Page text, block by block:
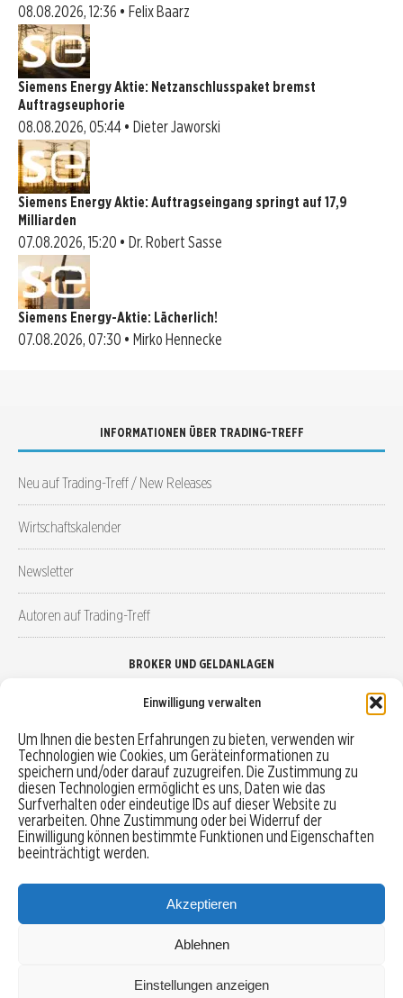
Einwilligung verwalten
Um Ihnen die besten Erfahrungen zu bieten, verwenden wir
Technologien wie Cookies, um Geräteinformationen zu
speichern und/oder darauf zuzugreifen. Die Zustimmung zu
diesen Technologien ermöglicht es uns, Daten wie das
Surfverhalten oder eindeutige IDs auf dieser Website zu
verarbeiten. Ohne Zustimmung oder bei Widerruf der
Einwilligung können bestimmte Funktionen und Eigenschaften
beeinträchtigt werden.
Akzeptieren
Ablehnen
Einstellungen anzeigen
08.08.2026, 12:36 • Felix Baarz
Siemens Energy Aktie: Netzanschlusspaket bremst
Auftragseuphorie
08.08.2026, 05:44 • Dieter Jaworski
Siemens Energy Aktie: Auftragseingang springt auf 17,9
Milliarden
07.08.2026, 15:20 • Dr. Robert Sasse
Siemens Energy-Aktie: Lächerlich!
07.08.2026, 07:30 • Mirko Hennecke
INFORMATIONEN ÜBER TRADING-TREFF
Neu auf Trading-Treff / New Releases
Wirtschaftskalender
Newsletter
Autoren auf Trading-Treff
BROKER UND GELDANLAGEN
Robo-Advisor vergleichen
Depotvergleich
Festgeld vergleichen
Tagesgeld vergleichen